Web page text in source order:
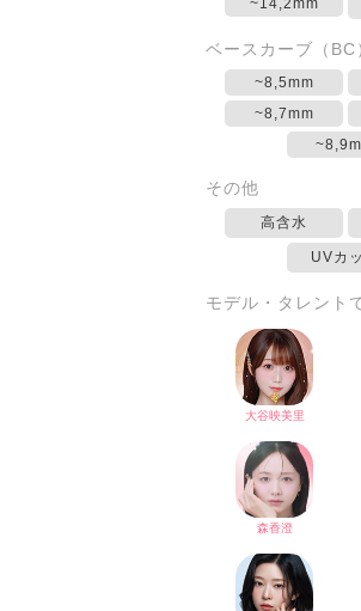
~14,2mm
ベースカーブ（BC
~8,5mm
~8,7mm
その他
高含水
UVカ
モデル・タレント